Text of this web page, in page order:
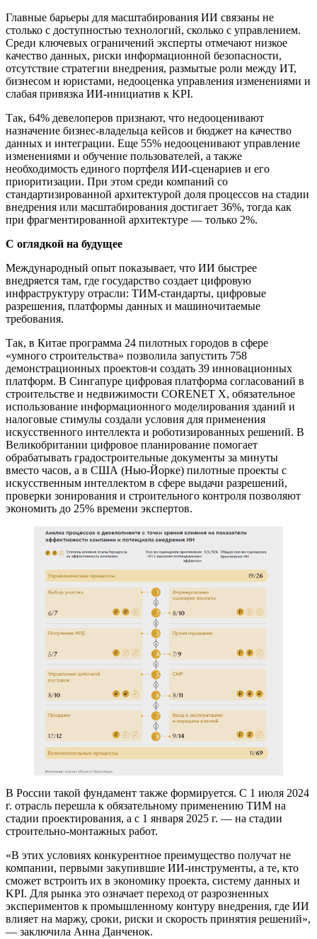
Главные барьеры для масштабирования ИИ связаны не
столько с доступностью технологий, сколько с управлением.
Среди ключевых ограничений эксперты отмечают низкое
качество данных, риски информационной безопасности,
отсутствие стратегии внедрения, размытые роли между ИТ,
бизнесом и юристами, недооценка управления изменениями и
слабая привязка ИИ-инициатив к KPI.
Так, 64% девелоперов признают, что недооценивают
назначение бизнес-владельца кейсов и бюджет на качество
данных и интеграции. Еще 55% недооценивают управление
изменениями и обучение пользователей, а также
необходимость единого портфеля ИИ-сценариев и его
приоритизации. При этом среди компаний со
стандартизированной архитектурой доля процессов на стадии
внедрения или масштабирования достигает 36%, тогда как
при фрагментированной архитектуре — только 2%.
С оглядкой на будущее
Международный опыт показывает, что ИИ быстрее
внедряется там, где государство создает цифровую
инфраструктуру отрасли: ТИМ-стандарты, цифровые
разрешения, платформы данных и машиночитаемые
требования.
Так, в Китае программа 24 пилотных городов в сфере
«умного строительства» позволила запустить 758
демонстрационных проектов и создать 39 инновационных
платформ. В Сингапуре цифровая платформа согласований в
строительстве и недвижимости CORENET X, обязательное
использование информационного моделирования зданий и
налоговые стимулы создали условия для применения
искусственного интеллекта и роботизированных решений. В
Великобритании цифровое планирование помогает
обрабатывать градостроительные документы за минуты
вместо часов, а в США (Нью-Йорке) пилотные проекты с
искусственным интеллектом в сфере выдачи разрешений,
проверки зонирования и строительного контроля позволяют
экономить до 25% времени экспертов.
В России такой фундамент также формируется. С 1 июля 2024
г. отрасль перешла к обязательному применению ТИМ на
стадии проектирования, а с 1 января 2025 г. — на стадии
строительно-монтажных работ.
«В этих условиях конкурентное преимущество получат не
компании, первыми закупившие ИИ-инструменты, а те, кто
сможет встроить их в экономику проекта, систему данных и
KPI. Для рынка это означает переход от разрозненных
экспериментов к промышленному контуру внедрения, где ИИ
влияет на маржу, сроки, риски и скорость принятия решений»,
— заключила Анна Данченок.